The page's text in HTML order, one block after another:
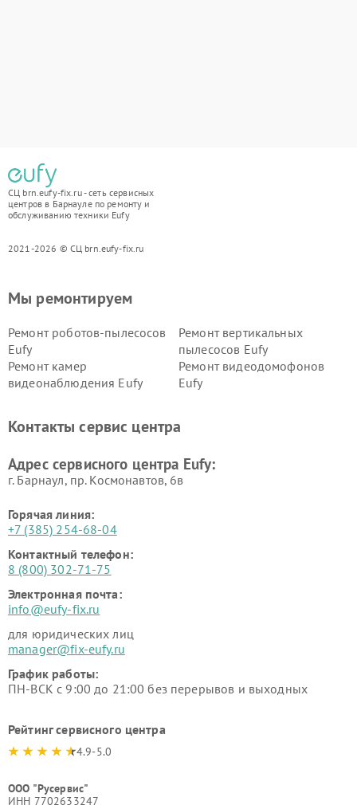
СЦ brn.eufy-fix.ru - сеть сервисных
центров в Барнауле по ремонту и
обслуживанию техники Eufy
2021-2026 © СЦ brn.eufy-fix.ru
Мы ремонтируем
Ремонт роботов-пылесосов
Eufy
Ремонт вертикальных
пылесосов Eufy
Ремонт камер
видеонаблюдения Eufy
Ремонт видеодомофонов
Eufy
Контакты сервис центра
Адрес сервисного центра Eufy:
г. Барнаул, ​пр. Космонавтов, 6в
Горячая линия:
+7 (385) 254-68-04
Контактный телефон:
8 (800) 302-71-75
Электронная почта:
info@eufy-fix.ru
для юридических лиц
manager@fix-eufy.ru
График работы:
ПН-ВСК с 9:00 до 21:00 без перерывов и выходных
Рейтинг сервисного центра
4.9-5.0
ООО "Русервис"
ИНН 7702633247